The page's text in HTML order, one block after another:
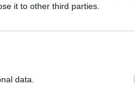
it to other third parties.
data.
а люди стремятся